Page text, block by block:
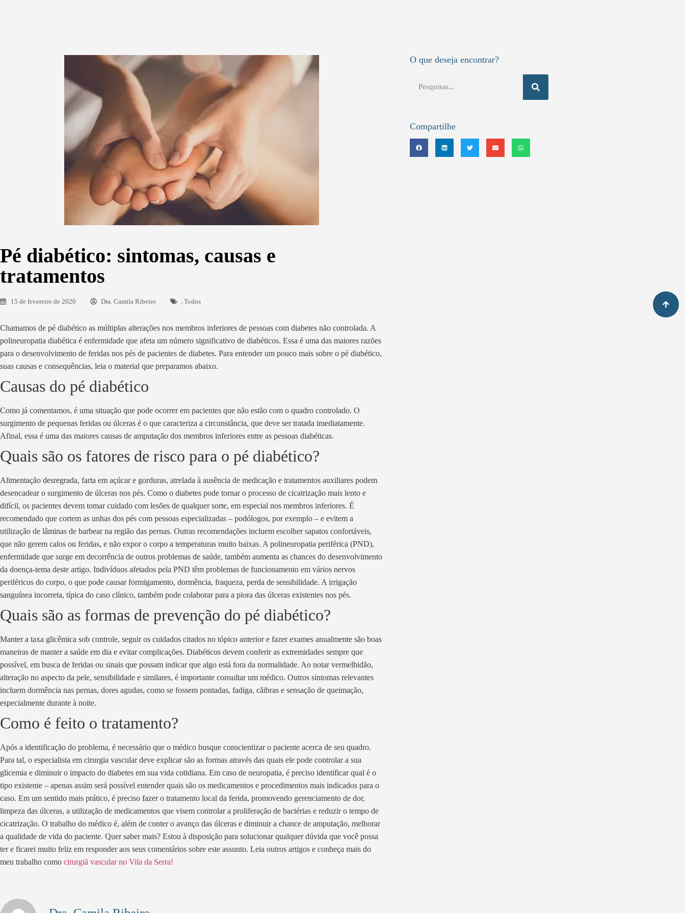
Pé diabético: sintomas, causas e
tratamentos
15 de fevereiro de 2020 Dra. Camila Ribeiro Todos
Chamamos de pé diabético as múltiplas alterações nos membros inferiores de pessoas com diabetes não controlada. A
polineuropatia diabética é enfermidade que afeta um número significativo de diabéticos. Essa é uma das maiores razões
para o desenvolvimento de feridas nos pés de pacientes de diabetes. Para entender um pouco mais sobre o pé diabético,
suas causas e consequências, leia o material que preparamos abaixo.
Causas do pé diabético
Como já comentamos, é uma situação que pode ocorrer em pacientes que não estão com o quadro controlado. O
surgimento de pequenas feridas ou úlceras é o que caracteriza a circunstância, que deve ser tratada imediatamente.
Afinal, essa é uma das maiores causas de amputação dos membros inferiores entre as pessoas diabéticas.
Quais são os fatores de risco para o pé diabético?
Alimentação desregrada, farta em açúcar e gorduras, atrelada à ausência de medicação e tratamentos auxiliares podem
desencadear o surgimento de úlceras nos pés. Como o diabetes pode tornar o processo de cicatrização mais lento e
difícil, os pacientes devem tomar cuidado com lesões de qualquer sorte, em especial nos membros inferiores. É
recomendado que cortem as unhas dos pés com pessoas especializadas – podólogos, por exemplo – e evitem a
utilização de lâminas de barbear na região das pernas. Outras recomendações incluem escolher sapatos confortáveis,
que não gerem calos ou feridas, e não expor o corpo a temperaturas muito baixas. A polineuropatia periférica (PND),
enfermidade que surge em decorrência de outros problemas de saúde, também aumenta as chances do desenvolvimento
da doença-tema deste artigo. Indivíduos afetados pela PND têm problemas de funcionamento em vários nervos
periféricos do corpo, o que pode causar formigamento, dormência, fraqueza, perda de sensibilidade. A irrigação
sanguínea incorreta, típica do caso clínico, também pode colaborar para a piora das úlceras existentes nos pés.
Quais são as formas de prevenção do pé diabético?
Manter a taxa glicêmica sob controle, seguir os cuidados citados no tópico anterior e fazer exames anualmente são boas
maneiras de manter a saúde em dia e evitar complicações. Diabéticos devem conferir as extremidades sempre que
possível, em busca de feridas ou sinais que possam indicar que algo está fora da normalidade. Ao notar vermelhidão,
alteração no aspecto da pele, sensibilidade e similares, é importante consultar um médico. Outros sintomas relevantes
incluem dormência nas pernas, dores agudas, como se fossem pontadas, fadiga, cãibras e sensação de queimação,
especialmente durante à noite.
Como é feito o tratamento?
Após a identificação do problema, é necessário que o médico busque conscientizar o paciente acerca de seu quadro.
Para tal, o especialista em cirurgia vascular deve explicar são as formas através das quais ele pode controlar a sua
glicemia e diminuir o impacto do diabetes em sua vida cotidiana. Em caso de neuropatia, é preciso identificar qual é o
tipo existente – apenas assim será possível entender quais são os medicamentos e procedimentos mais indicados para o
caso. Em um sentido mais prático, é preciso fazer o tratamento local da ferida, promovendo gerenciamento de dor,
limpeza das úlceras, a utilização de medicamentos que visem controlar a proliferação de bactérias e reduzir o tempo de
cicatrização. O trabalho do médico é, além de conter o avanço das úlceras e diminuir a chance de amputação, melhorar
a qualidade de vida do paciente. Quer saber mais? Estou à disposição para solucionar qualquer dúvida que você possa
ter e ficarei muito feliz em responder aos seus comentários sobre este assunto. Leia outros artigos e conheça mais do
meu trabalho como cirurgiã vascular no Vila da Serra!
O que deseja encontrar?
Compartilhe